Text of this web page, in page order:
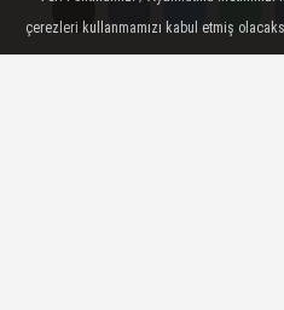
ÜNİDES...
çerezleri kullanmamızı kabul etmiş